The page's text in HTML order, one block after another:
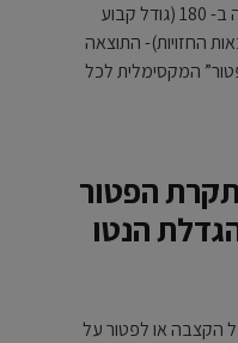
כופלים 9,480 ב -57% ואת התוצאה ב- 180 (גודל קבוע
החזויות)- התוצאה
הפטור” המקסימלית לכל
הפטור
הנטו
הקצבה או לפטור על